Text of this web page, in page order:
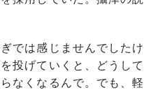
では感じませんでしたけ
投げていくと、どうして
なくなるんで。でも、軽